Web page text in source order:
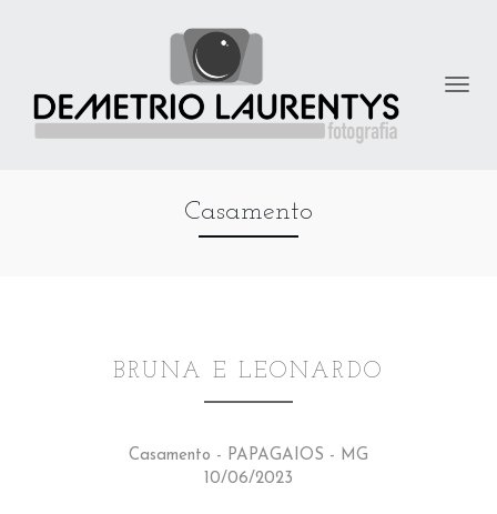
Casamento
BRUNA E LEONARDO
Casamento - PAPAGAIOS - MG
10/06/2023